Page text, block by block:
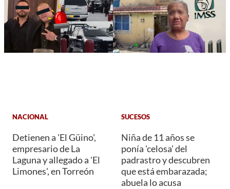
NACIONAL
Detienen a 'El Güino',
empresario de La
Laguna y allegado a 'El
Limones', en Torreón
SUCESOS
Niña de 11 años se
ponía 'celosa' del
padrastro y descubren
que está embarazada;
abuela lo acusa